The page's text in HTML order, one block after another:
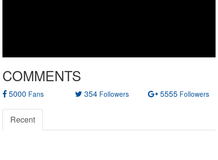
COMMENTS
5000 Fans 354 Followers 5555 Followers
Recent